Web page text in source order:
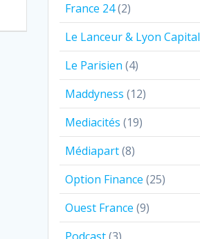
France 24(2)
Le Lanceur & Lyon Capital
Le Parisien (4)
Maddyness (12)
Mediacités (19)
Médiapart(8)
Option Finance (25)
Ouest France (9)